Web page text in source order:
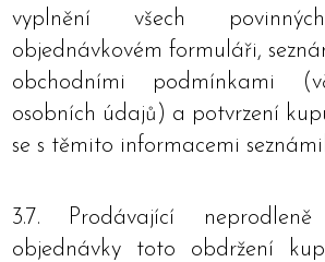
vyplnění všech
objednávkovém formuláři,
obchodními podmínkami
osobních údajů) a potvrzení
se s těmito informacemi
3.7. Prodávající
objednávky toto obdržení